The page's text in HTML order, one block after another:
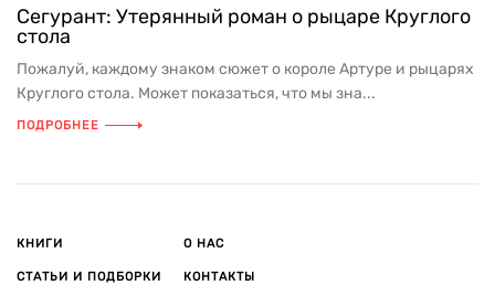
Сегурант: Утерянный роман о рыцаре Круглого
стола
Пожалуй, каждому знаком сюжет о короле Артуре и рыцарях
Круглого стола. Может показаться, что мы зна...
ПОДРОБНЕЕ
КНИГИ
СТАТЬИ И ПОДБОРКИ
О НАС
КОНТАКТЫ